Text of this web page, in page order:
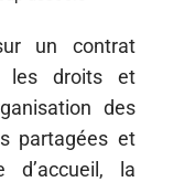
un contrat
les droits et
des
partagées et
d’accueil, la